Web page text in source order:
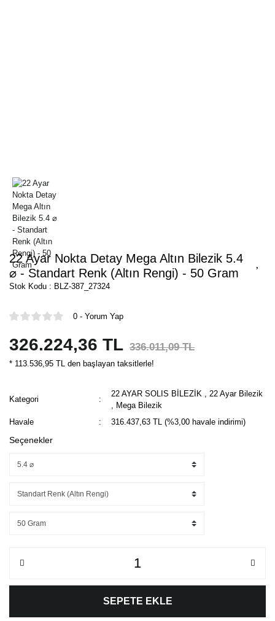
22 Ayar Nokta Detay Mega Altın Bilezik 5.4
⌀ - Standart Renk (Altın Rengi) - 50 Gram
Stok Kodu : BLZ-387_27324
0 - Yorum Yap
326.224,36 TL 336.011,09 TL
* 113.536,95 TL den başlayan taksitlerle!
Kategori
22 AYAR SOLIS BİLEZİK
22 Ayar Bilezik
Mega Bilezik
Havale
316.437,63 TL (%3,00 havale indirimi)
Seçenekler
SEPETE EKLE